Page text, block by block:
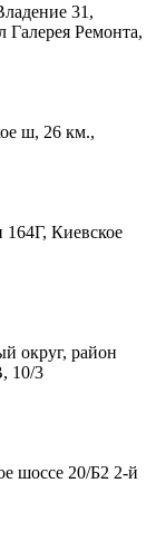
31,
Ремонта,
ш, 26 км.,
Киевское
округ, район
10/3
шоссе 20/Б2 2-й